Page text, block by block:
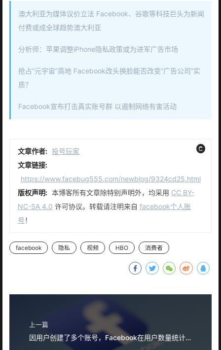
澳大利亚为媒体议价立法 Facebook、谷歌等科技巨头为新闻
付费或成全球趋势澳大利亚
分析师：苹果调整iPhone隐私政策或为进军广告市场
抢占“元宇宙”高地 Facebook改头换脸能否改变“广告公司”实
质？
Facebook宣布打击真实账号群 以遏制网络有害活动
文章作者: 投号玩家
文章链接:
https://www.facebug555.com/newblog/9324cd25.html
版权声明: 本博客所有文章除特别声明外，均采用 CC BY-
NC-SA 4.0 许可协议。转载请注明来自 facebook个人账
号！
facebook 隐私 视频 HBO 消费者
上一篇
因用户创建了多个账号，Facebook在用户数量统计上存在困难